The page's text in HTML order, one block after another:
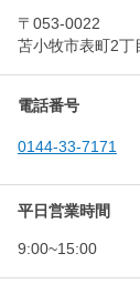
〒053-0022
苫小牧市表町2丁
電話番号
0144-33-7171
平日営業時間
9:00~15:00